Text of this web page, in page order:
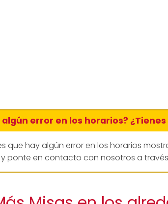
algún error en los horarios?
que hay algún error en los horarios
ponte en contacto con nosotros a